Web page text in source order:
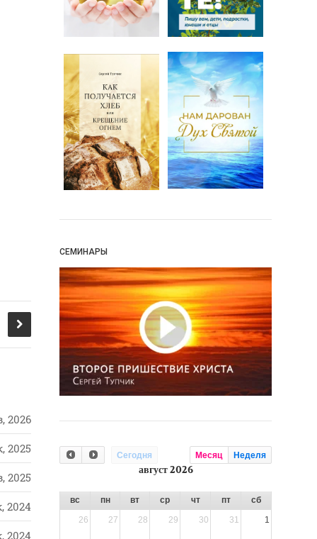
2026
2025
2025
2024
2024
СЕМИНАРЫ
Сегодня Месяц Неделя
август 2026
вс пн вт ср чт пт
сб
26
27 28 29 30 31 1